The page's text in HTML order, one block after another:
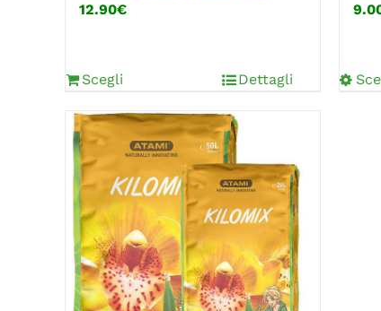
12.90€
Scegli Dettagli